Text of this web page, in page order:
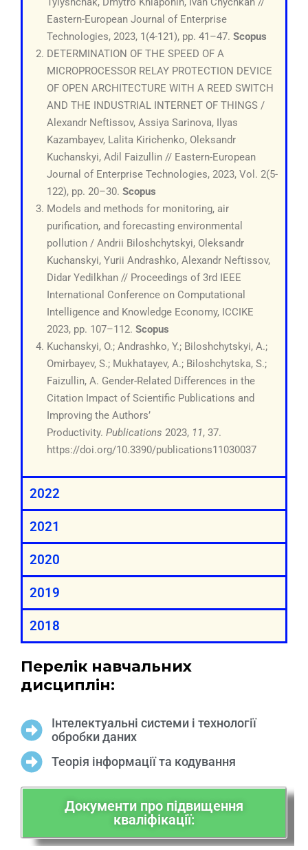
Eastern-European Journal of Enterprise
Technologies, 2023, 1(4-121), pp. 41–47. Scopus
DETERMINATION OF THE SPEED OF A
MICROPROCESSOR RELAY PROTECTION DEVICE
OF OPEN ARCHITECTURE WITH A REED SWITCH
AND THE INDUSTRIAL INTERNET OF THINGS /
Alexandr Neftissov, Assiya Sarinova, Ilyas
Kazambayev, Lalita Kirichenko, Oleksandr
Kuchanskyi, Adil Faizullin // Eastern-European
Journal of Enterprise Technologies, 2023, Vol. 2(5-
122), pp. 20–30. Scopus
Models and methods for monitoring, air
purification, and forecasting environmental
pollution / Andrii Biloshchytskyi, Oleksandr
Kuchanskyi, Yurii Andrashko, Alexandr Neftissov,
Didar Yedilkhan // Proceedings of 3rd IEEE
International Conference on Computational
Intelligence and Knowledge Economy, ICCIKE
2023, pp. 107–112. Scopus
Kuchanskyi, O.; Andrashko, Y.; Biloshchytskyi, A.;
Omirbayev, S.; Mukhatayev, A.; Biloshchytska, S.;
Faizullin, A. Gender-Related Differences in the
Citation Impact of Scientific Publications and
Improving the Authors’
Productivity. Publications 2023, 11, 37.
https://doi.org/10.3390/publications11030037
2022
2021
2020
2019
2018
Перелік навчальних
дисциплін:
Інтелектуальні системи і технології
обробки даних
Теорія інформації та кодування
Документи про підвищення
кваліфікації: